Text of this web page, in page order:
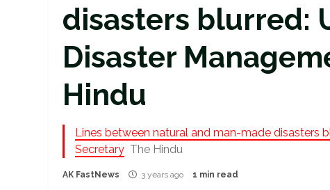
disasters blurred:
Disaster
Hindu
Lines between natural and man-made disasters
Secretary The Hindu
AK FastNews 3 years ago 1 min read